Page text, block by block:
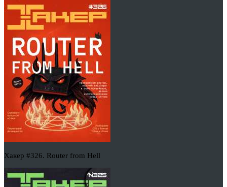
Хакер #326. Router from Hell